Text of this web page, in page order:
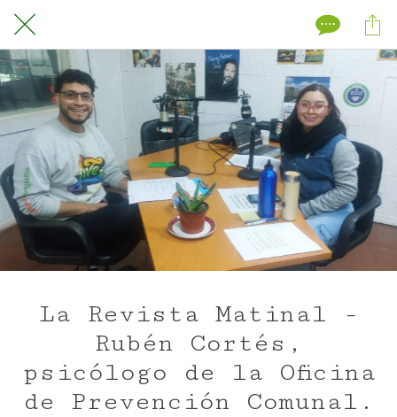
La Revista Matinal -
Rubén Cortés,
psicólogo de la Oficina
de Prevención Comunal.